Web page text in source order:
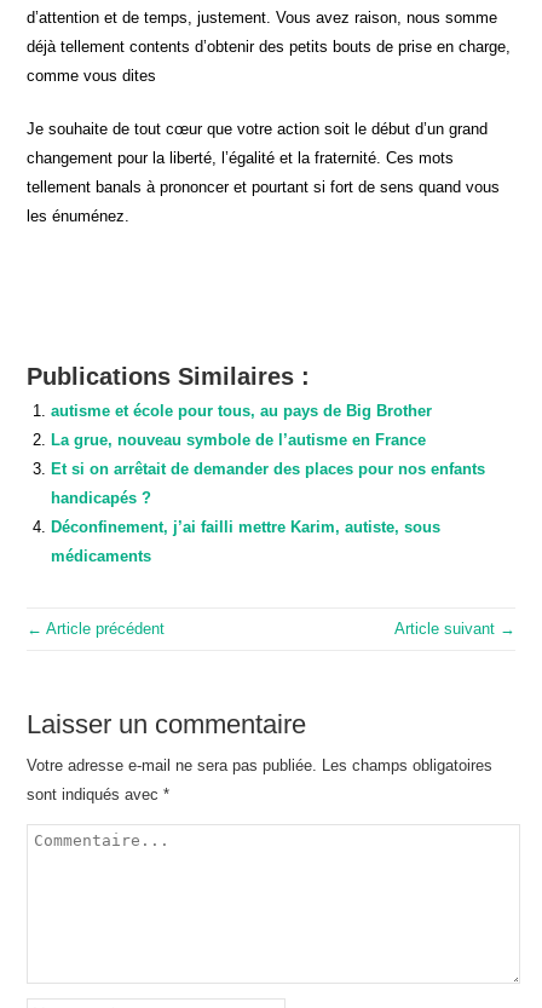
d’attention et de temps, justement. Vous avez raison, nous somme
déjà tellement contents d’obtenir des petits bouts de prise en charge,
comme vous dites
Je souhaite de tout cœur que votre action soit le début d’un grand
changement pour la liberté, l’égalité et la fraternité. Ces mots
tellement banals à prononcer et pourtant si fort de sens quand vous
les énuménez.
Publications Similaires :
autisme et école pour tous, au pays de Big Brother
La grue, nouveau symbole de l’autisme en France
Et si on arrêtait de demander des places pour nos enfants
handicapés ?
Déconfinement, j’ai failli mettre Karim, autiste, sous
médicaments
← Article précédent Article suivant →
Laisser un commentaire
Votre adresse e-mail ne sera pas publiée. Les champs obligatoires
sont indiqués avec*